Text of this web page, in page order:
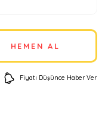
HEMEN AL
Fiyatı Düşünce Haber Ver